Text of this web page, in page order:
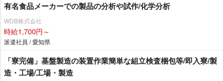
有名食品メーカーでの製品の分析や試作/化学分析
WDB株式会社
時給1,700円～
派遣社員 / 愛知県
「寮完備」基盤製造の装置作業簡単な組立検査梱包等/即入寮/製
造・工場/工場・製造